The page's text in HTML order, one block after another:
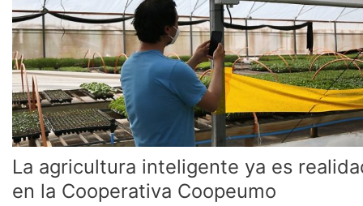
La agricultura inteligente ya es
en la Cooperativa Coopeumo
es
realidad
en
la
Cooperativa
Coopeumo